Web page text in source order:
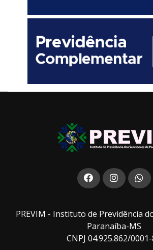
PREVIM - Instituto de Previdência
Paranaíba-MS
CNPJ 04.925.862/